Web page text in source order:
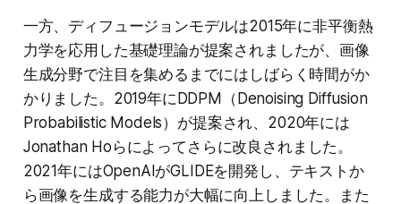
一方、ディフュージョンモデルは2015年に非平衡熱
力学を応用した基礎理論が提案されましたが、画像
生成分野で注目を集めるまでにはしばらく時間がか
かりました。2019年にDDPM（Denoising Diffusion
Probabilistic Models）が提案され、2020年には
Jonathan Hoらによってさらに改良されました。
2021年にはOpenAIがGLIDEを開発し、テキストか
ら画像を生成する能力が大幅に向上しました。また